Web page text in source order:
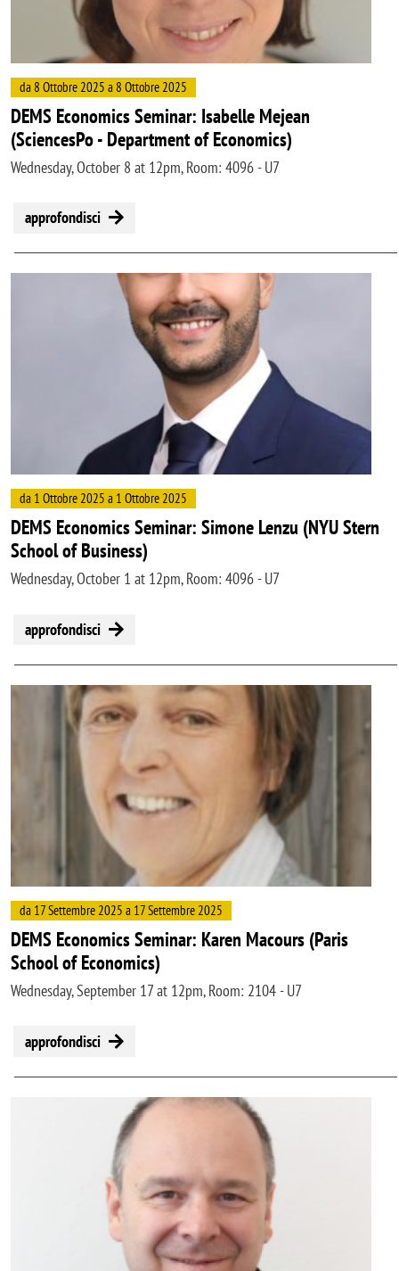
da 8 Ottobre 2025 a 8 Ottobre 2025
DEMS Economics Seminar: Isabelle Mejean
(SciencesPo - Department of Economics)
Wednesday, October 8 at 12pm, Room: 4096 - U7
approfondisci
da 1 Ottobre 2025 a 1 Ottobre 2025
DEMS Economics Seminar: Simone Lenzu (NYU Stern
School of Business)
Wednesday, October 1 at 12pm, Room: 4096 - U7
approfondisci
Image
da 17 Settembre 2025 a 17 Settembre 2025
DEMS Economics Seminar: Karen Macours (Paris
School of Economics)
Wednesday, September 17 at 12pm, Room: 2104 - U7
approfondisci